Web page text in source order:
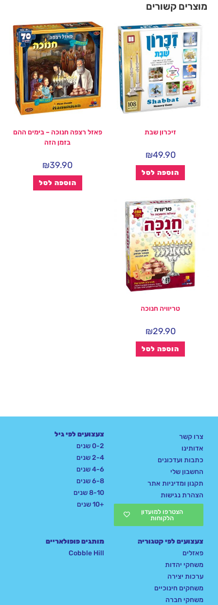
מוצרים קשורים
זיכרון שבת
₪49.90
הוספה לסל
פאזל רצפה חנוכה – בימים ההם
בזמן הזה
₪39.90
הוספה לסל
טריוויה חנוכה
₪29.90
הוספה לסל
צרו קשר
אדותינו
כתבות ועדכונים
החשבון שלי
תקנון ומדיניות אתר
הצהרת נגישות
הצטרפו למועדון
הלקוחות
צעצועים לפי גיל
0-2 שנים
2-4 שנים
4-6 שנים
6-8 שנים
8-10 שנים
+10 שנים
צעצועים לפי קטגוריה
פאזלים
משחקי יהדות
ערכות יצירה
משחקים חינוכיים
משחקי חברה
מותגים פופולאריים
Cobble Hill